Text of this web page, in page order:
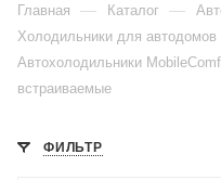
Главная — Каталог —
Холодильники для автодомов
Автохолодильники
встраиваемые
ФИЛЬТР